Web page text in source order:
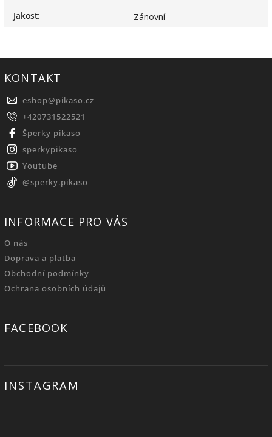
Jakost: Zánovní
KONTAKT
eshop@pikaso.cz
+420731522521
Šperky pikaso
sperkypikaso
Youtube
@sperky.pikaso
INFORMACE PRO VÁS
O nás
Doprava a platba
Obchodní podmínky
Ochrana osobních údajů
FACEBOOK
INSTAGRAM